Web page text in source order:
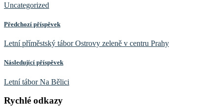
Uncategorized
Předchozí příspěvek
Letní příměstský tábor Ostrovy zeleně v centru Prahy
Následující příspěvek
Letní tábor Na Bělici
Rychlé odkazy